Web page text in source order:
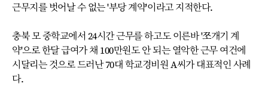
근무지를 벗어날 수 없는 '부당 계약'이라고 지적한다.
충북 모 중학교에서 24시간 근무를 하고도 이른바 '쪼개기 계
약'으로 한달 급여가 채 100만원도 안 되는 열악한 근무 여건에
시달리는 것으로 드러난 70대 학교경비원 A씨가 대표적인 사례
다.